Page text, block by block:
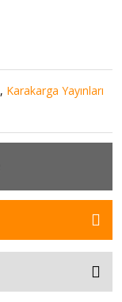
, Karakarga Yayınları